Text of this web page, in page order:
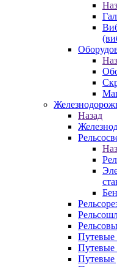
Назад
Путевые
Путевые
Путевые